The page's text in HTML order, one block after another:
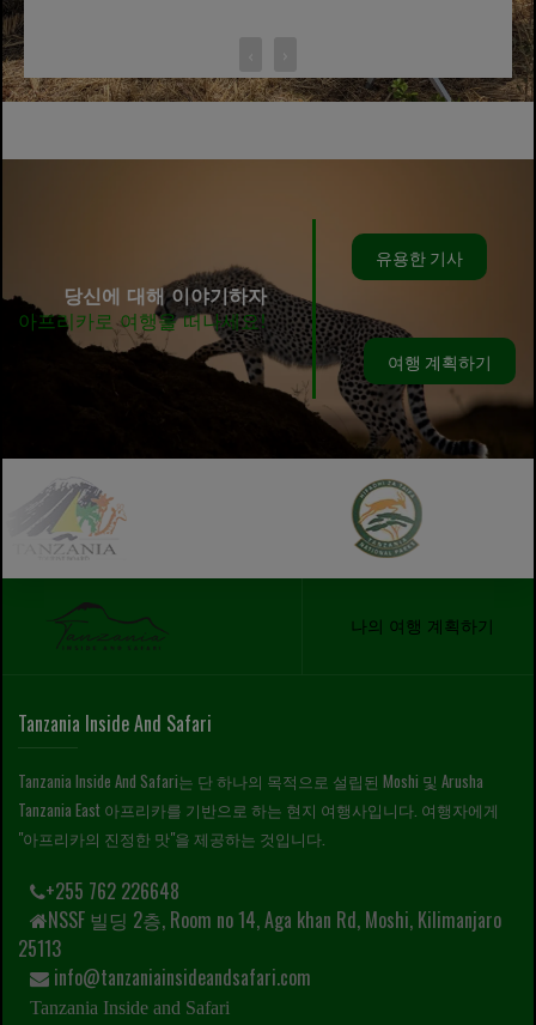
당신에 대해 이야기하자
아프리카로 여행을 떠나세요!
유용한 기사
여행 계획하기
나의 여행 계획하기
Tanzania Inside And Safari
Tanzania Inside And Safari는 단 하나의 목적으로 설립된 Moshi 및 Arusha
Tanzania East 아프리카를 기반으로 하는 현지 여행사입니다. 여행자에게
"아프리카의 진정한 맛"을 제공하는 것입니다.
+255 762 226648
NSSF 빌딩 2층, Room no 14, Aga khan Rd, Moshi, Kilimanjaro
25113
info@tanzaniainsideandsafari.com
Tanzania Inside and Safari